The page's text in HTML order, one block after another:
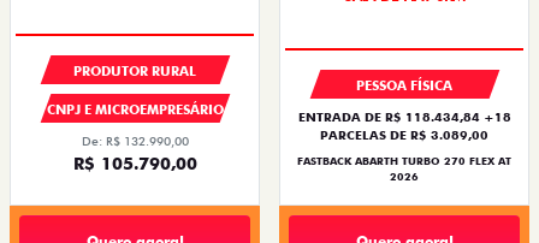
PRODUTOR RURAL
CNPJ E MICROEMPRESÁRIO
De: R$ 132.990,00
R$ 105.790,00
PESSOA FÍSICA
ENTRADA DE R$ 118.434,84 +18
PARCELAS DE R$ 3.089,00
FASTBACK ABARTH TURBO 270 FLEX AT
2026